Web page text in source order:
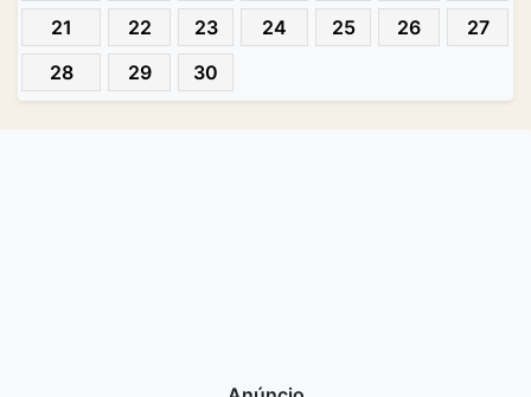
21
22 23 24 25 26
27
28
29 30